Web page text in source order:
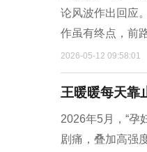
论风波作出回应
作虽有终点，前
2026-05-12 09:58:01
王暖暖每天靠
2026年5月，“孕
剧痛，叠加高强